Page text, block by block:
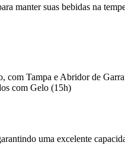
manter suas bebidas na
com Tampa e Abridor de
com Gelo (15h)
uma excelente